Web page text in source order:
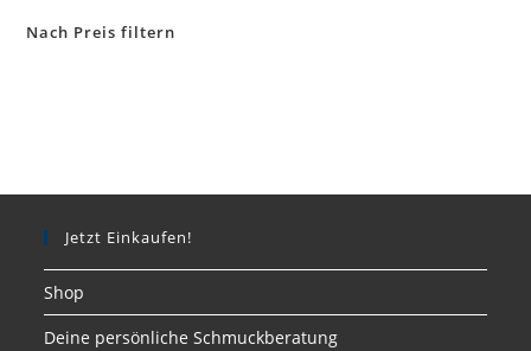
Nach Preis filtern
Jetzt Einkaufen!
Shop
Deine persönliche Schmuckberatung